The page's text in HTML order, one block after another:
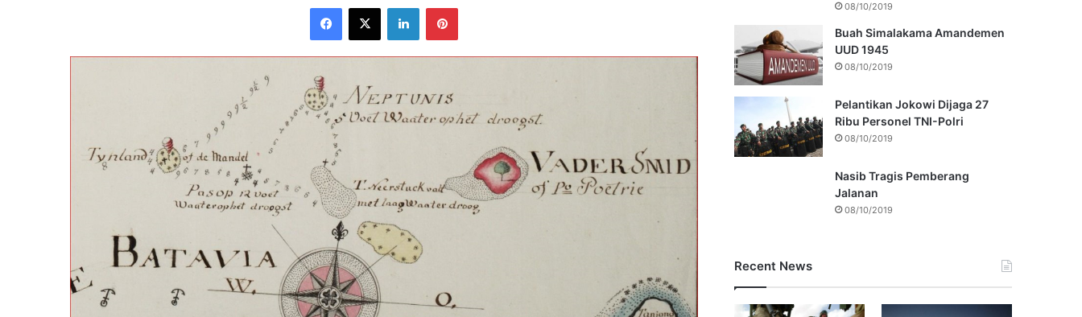
Facebook
X LinkedInPinterest 08/10/2019
Buah Simalakama Amandemen
UUD 1945
08/10/2019
Pelantikan Jokowi Dijaga 27
Ribu Personel TNI-Polri
08/10/2019
Nasib Tragis Pemberang
Jalanan
08/10/2019
Recent News